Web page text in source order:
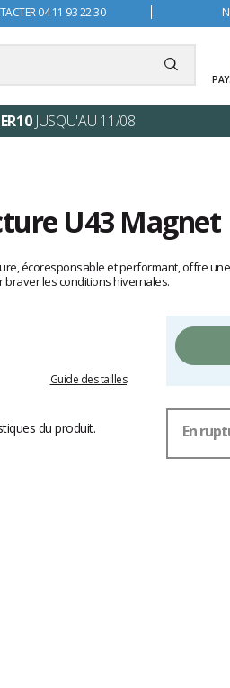
04 11 93 22 30
JUSQU'AU 11/08
U43 Magnet
écoresponsable et performant, offre
les conditions hivernales.
Guide des tailles
du produit. En